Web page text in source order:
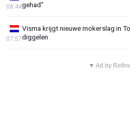
gehad"
08:44
Visma krijgt nieuwe mokerslag in
diggelen
07:57
▼ Ad by